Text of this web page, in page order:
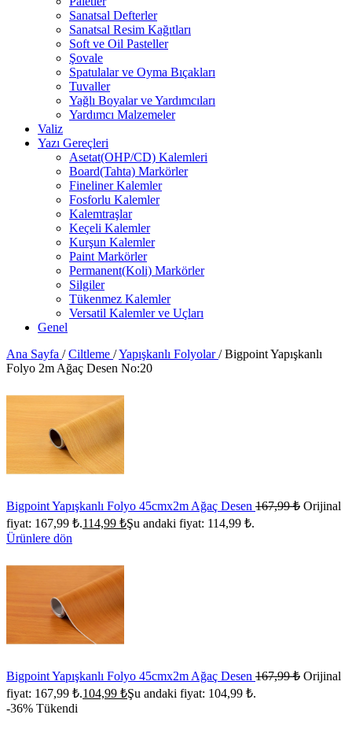
Sanatsal Defterler
Sanatsal Resim Kağıtları
Soft ve Oil Pasteller
Şovale
Spatulalar ve Oyma Bıçakları
Tuvaller
Yağlı Boyalar ve Yardımcıları
Yardımcı Malzemeler
Valiz
Yazı Gereçleri
Asetat(OHP/CD) Kalemleri
Board(Tahta) Markörler
Fineliner Kalemler
Fosforlu Kalemler
Kalemtraşlar
Keçeli Kalemler
Kurşun Kalemler
Paint Markörler
Permanent(Koli) Markörler
Silgiler
Tükenmez Kalemler
Versatil Kalemler ve Uçları
Genel
Ana Sayfa / Ciltleme /Yapışkanlı Folyolar/ Bigpoint Yapışkanlı
Folyo 2m Ağaç Desen No:20
Bigpoint Yapışkanlı Folyo 45cmx2m Ağaç Desen 167,99₺ Orijinal
fiyat: 167,99 ₺.114,99 ₺Şu andaki fiyat: 114,99 ₺.
Ürünlere dön
Bigpoint Yapışkanlı Folyo 45cmx2m Ağaç Desen 167,99₺ Orijinal
fiyat: 167,99 ₺.104,99 ₺Şu andaki fiyat: 104,99 ₺.
-36% Tükendi